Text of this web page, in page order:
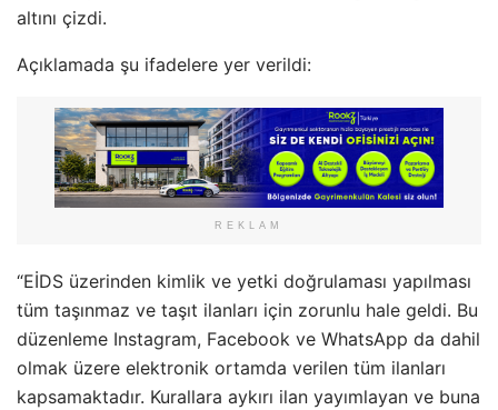
altını çizdi.
Açıklamada şu ifadelere yer verildi:
REKLAM
“EİDS üzerinden kimlik ve yetki doğrulaması yapılması
tüm taşınmaz ve taşıt ilanları için zorunlu hale geldi. Bu
düzenleme Instagram, Facebook ve WhatsApp da dahil
olmak üzere elektronik ortamda verilen tüm ilanları
kapsamaktadır. Kurallara aykırı ilan yayımlayan ve buna